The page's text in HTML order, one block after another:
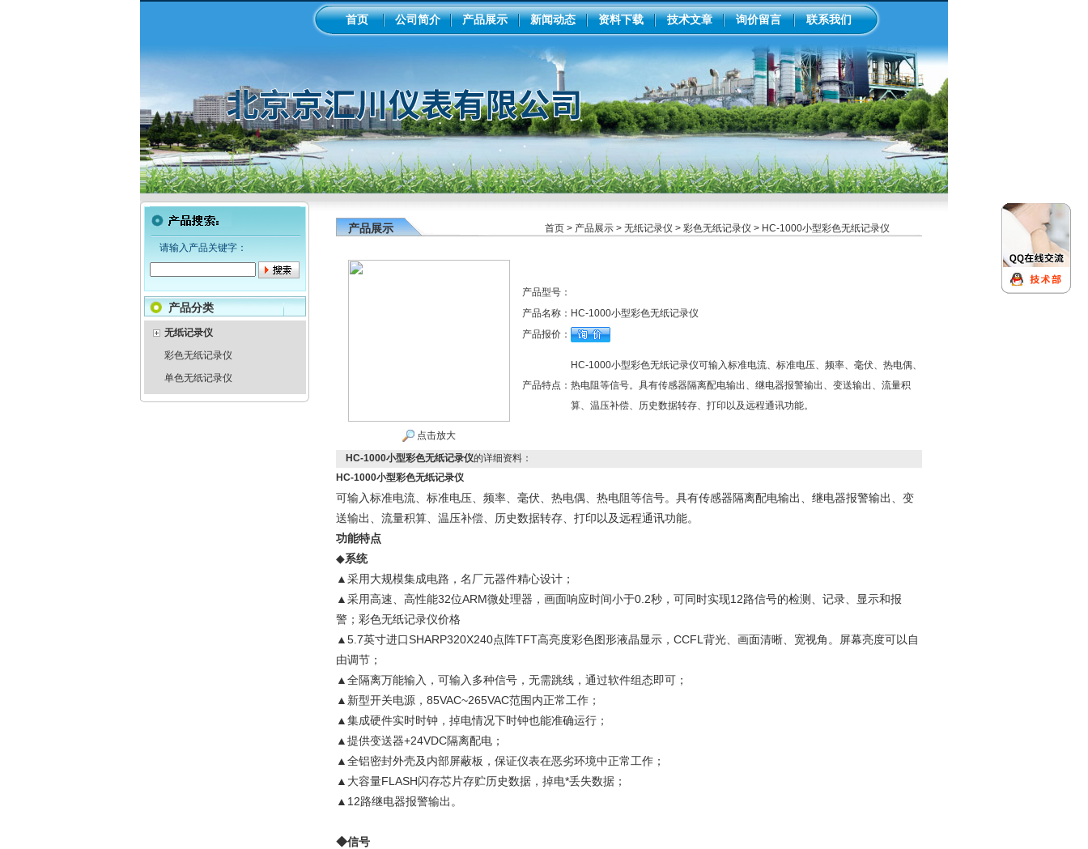
首页 公司简介 产品展示 新闻动态 资料下载 技术文章 询价留言 联系我们
请输入产品关键字：
产品分类
无纸记录仪
彩色无纸记录仪
单色无纸记录仪
产品展示 首页> 产品展示> 无纸记录仪 > 彩色无纸记录仪 > HC-1000小型彩色无纸记录仪
点击放大
产品型号：
产品名称： HC-1000小型彩色无纸记录仪
产品报价：
产品特点：
HC-1000小型彩色无纸记录仪可输入标准电流、标准电压、频率、毫伏、热电偶、
热电阻等信号。具有传感器隔离配电输出、继电器报警输出、变送输出、流量积
算、温压补偿、历史数据转存、打印以及远程通讯功能。
HC-1000小型彩色无纸记录仪的详细资料：
HC-1000小型彩色无纸记录仪
可输入标准电流、标准电压、频率、毫伏、热电偶、热电阻等信号。具有传感器隔离配电输出、继电器报警输出、变
送输出、流量积算、温压补偿、历史数据转存、打印以及远程通讯功能。
功能特点
◆系统
▲采用大规模集成电路，名厂元器件精心设计；
▲采用高速、高性能32位ARM微处理器，画面响应时间小于0.2秒，可同时实现12路信号的检测、记录、显示和报
警；彩色无纸记录仪价格
▲5.7英寸进口SHARP320X240点阵TFT高亮度彩色图形液晶显示，CCFL背光、画面清晰、宽视角。屏幕亮度可以自
由调节；
▲全隔离万能输入，可输入多种信号，无需跳线，通过软件组态即可；
▲新型开关电源，85VAC~265VAC范围内正常工作；
▲集成硬件实时时钟，掉电情况下时钟也能准确运行；
▲提供变送器+24VDC隔离配电；
▲全铝密封外壳及内部屏蔽板，保证仪表在恶劣环境中正常工作；
▲大容量FLASH闪存芯片存贮历史数据，掉电*丢失数据；
▲12路继电器报警输出。
◆信号